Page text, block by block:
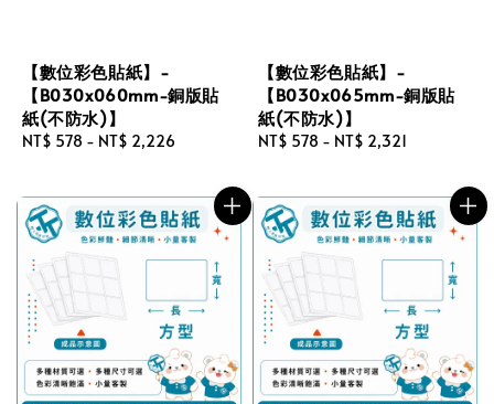
【數位彩色貼紙】-
【B030x060mm-銅版貼
紙(不防水)】
Regular
NT$ 578 - NT$ 2,226
【數位彩色貼紙】-
【B030x065mm-銅版貼
紙(不防水)】
Regular
NT$ 578 - NT$ 2,321